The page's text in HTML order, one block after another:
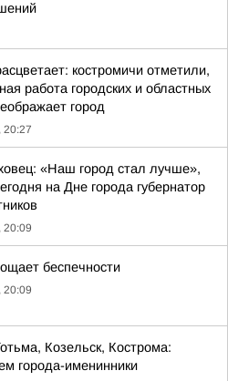
костромичи отметили,
работа городских и областных
город
20:27
«Наш город стал лучше»,
на Дне города губернатор
20:09
беспечности
20:09
Козельск, Кострома:
города-именинники